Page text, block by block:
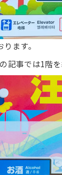
ます。
記事では1階